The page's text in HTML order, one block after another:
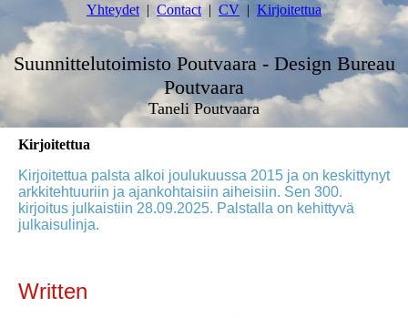
Yhteydet Contact CV Kirjoitettua
Suunnittelutoimisto Poutvaara - Design Bureau
Poutvaara
Taneli Poutvaara
Kirjoitettua
Kirjoitettua palsta alkoi joulukuussa 2015 ja on keskittynyt
arkkitehtuuriin ja ajankohtaisiin aiheisiin. Sen 300.
kirjoitus julkaistiin 28.09.2025. Palstalla on kehittyvä
julkaisulinja.
Written